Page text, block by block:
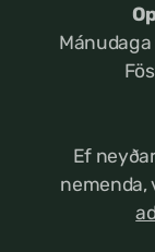
Ef
nemenda,